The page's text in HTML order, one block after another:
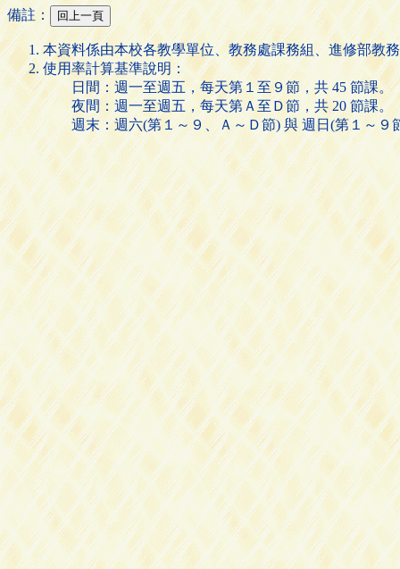
備註：
本資料係由本校各教學單位、教務處課務組、進修部教
使用率計算基準說明：
日間：週一至週五，每天第１至９節，共 45 節課。
夜間：週一至週五，每天第Ａ至Ｄ節，共 20 節課。
週末：週六(第１～９、Ａ～Ｄ節) 與 週日(第１～９